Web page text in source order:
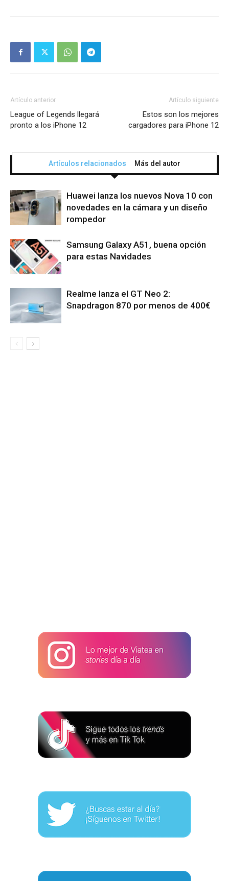
Artículo anterior
League of Legends llegará
pronto a los iPhone 12
Artículo siguiente
Estos son los mejores
cargadores para iPhone 12
Artículos relacionados Más del autor
Huawei lanza los nuevos Nova 10 con
novedades en la cámara y un diseño
rompedor
Samsung Galaxy A51, buena opción
para estas Navidades
Realme lanza el GT Neo 2:
Snapdragon 870 por menos de 400€